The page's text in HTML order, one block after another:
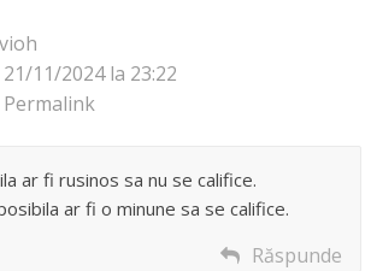
vioh
21/11/2024 la 23:22
Permalink
ar fi rusinos sa nu se califice.
ar fi o minune sa se califice.
Răspunde